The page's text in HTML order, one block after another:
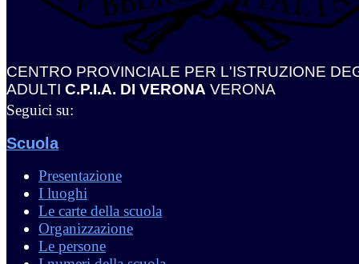
CENTRO PROVINCIALE PER L'ISTRUZIONE
ADULTI C.P.I.A. DI VERONA VERONA
Seguici su:
Scuola
Presentazione
I luoghi
Le carte della scuola
Organizzazione
Le persone